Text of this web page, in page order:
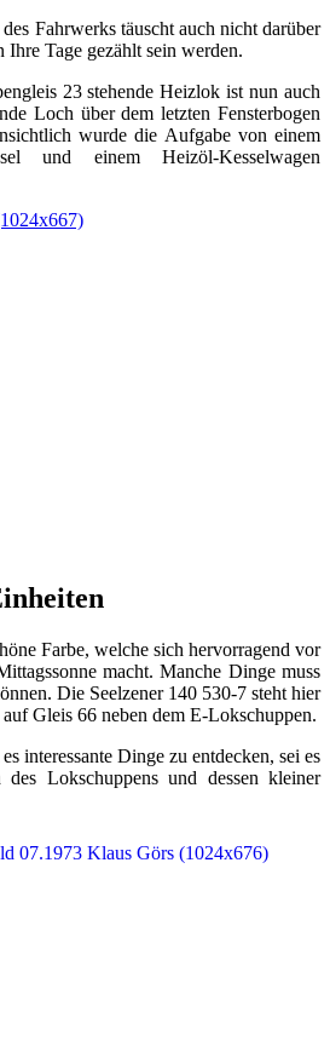
Fahrwerks täuscht auch nicht darüber
Ihre Tage gezählt sein werden.
23 stehende Heizlok ist nun auch
Loch über dem letzten Fensterbogen
wurde die Aufgabe von einem
und einem Heizöl-Kesselwagen
Farbe, welche sich hervorragend vor
macht. Manche Dinge muss
Die Seelzener 140 530-7 steht hier
Gleis 66 neben dem E-Lokschuppen.
interessante Dinge zu entdecken, sei es
Lokschuppens und dessen kleiner